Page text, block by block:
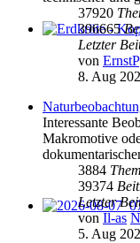
37920
396665
Letzter
von ErnstP
8. Aug
Interessante
Makromotive
3884
39374
Letzter
von Il-as
5. Aug